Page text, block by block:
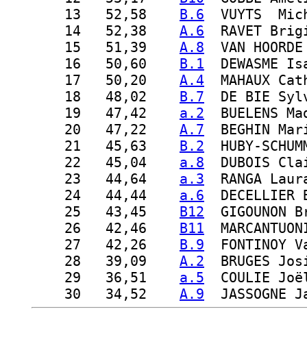
13
   52,58
B.6
VUYTS
14
   52,38
A.6
RAVET
15
   51,39
A.8
VAN
16
   50,60
B.1
DEWASME
17
   50,20
A.4
MAHAUX
18
   48,02
B.7
DE BIE
19
   47,42
a.2
BUELENS
20
   47,22
A.7
BEGHIN
21
   45,63
B.2
HUBY-
22
   45,04
a.8
DUBOIS
23
   44,64
a.3
RANGA
24
   44,44
a.6
25
   43,45
B12
GIGOUNON
26
   42,46
B11
27
   42,26
B.9
28
   39,09
A.2
BRUGES
29
   36,51
a.5
COULIE
30
   34,52
A.9
JASSOGNE